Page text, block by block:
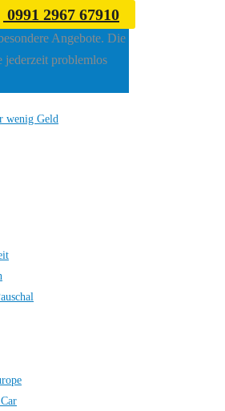
0991 2967 67910
beim Travelclub
Angebote. Die
jederzeit problemlos